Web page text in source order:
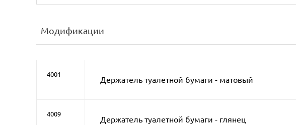
Модификации
4001
Держатель туалетной бумаги - матовый
4009
Держатель туалетной бумаги - глянец